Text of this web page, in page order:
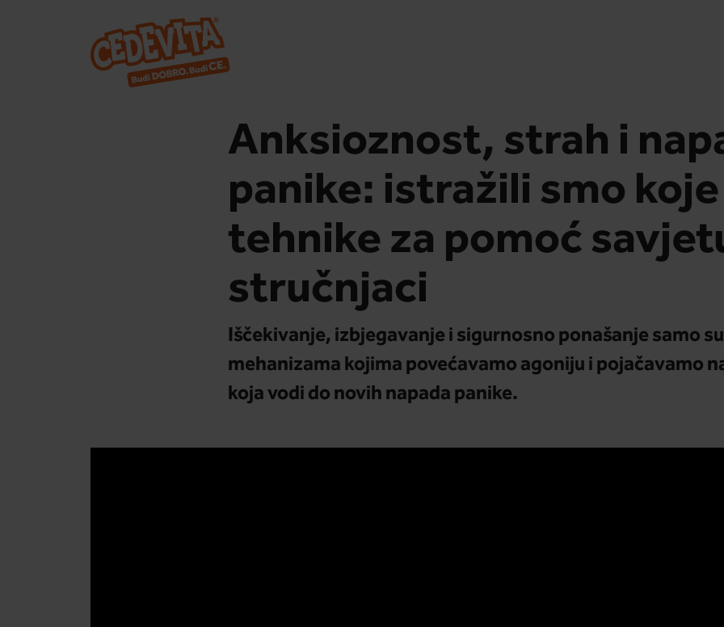
Anksioznost, strah i
panike: istražili smo koje
tehnike za pomoć
stručnjaci
Iščekivanje, izbjegavanje i sigurnosno ponašanje samo
mehanizama kojima povećavamo agoniju i pojačavamo
koja vodi do novih napada panike.